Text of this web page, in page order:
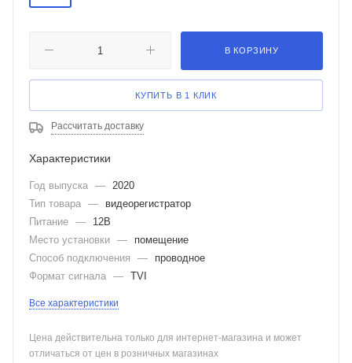
В КОРЗИНУ
КУПИТЬ В 1 КЛИК
Рассчитать доставку
Характеристики
Год выпуска —
2020
Тип товара —
видеорегистратор
Питание —
12В
Место установки —
помещение
Способ подключения
—
проводное
Формат сигнала — TVI
Все характеристики
Цена действительна только для интернет-магазина и может
отличаться от цен в розничных магазинах